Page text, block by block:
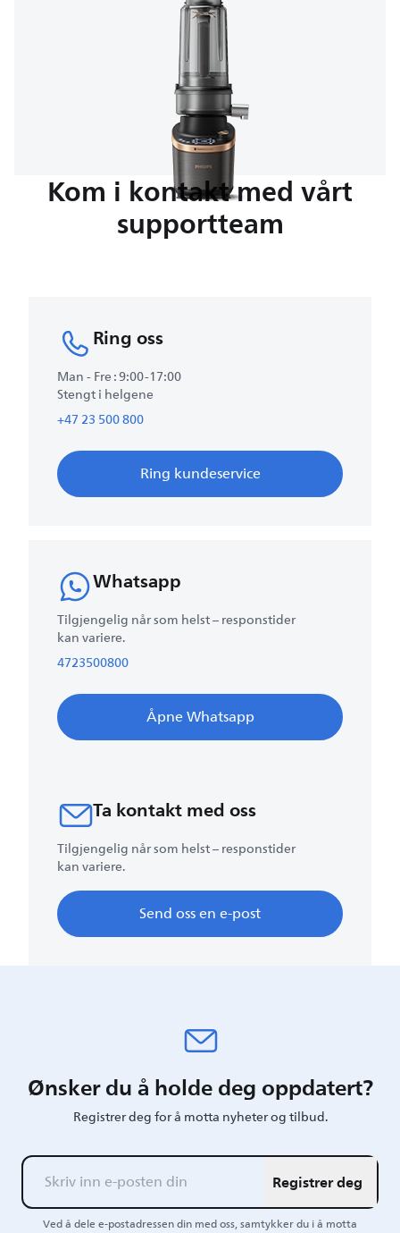
Kom i kontakt med vårt
supportteam
Ring oss
Man - Fre : 9:00-17:00
Stengt i helgene
+47 23 500 800
Ring kundeservice
Whatsapp
Tilgjengelig når som helst – responstider
kan variere.
4723500800
Åpne Whatsapp
Ta kontakt med oss
Tilgjengelig når som helst – responstider
kan variere.
Send oss en e-post
Ønsker du å holde deg oppdatert?
Registrer deg for å motta nyheter og tilbud.
Registrer deg
Ved å dele e-postadressen din med oss, samtykker du i å motta